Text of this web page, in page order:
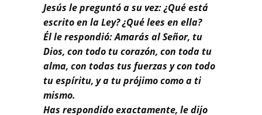
Jesús le preguntó a su vez: ¿Qué está
escrito en la Ley? ¿Qué lees en ella?
Él le respondió: Amarás al Señor, tu
Dios, con todo tu corazón, con toda tu
alma, con todas tus fuerzas y con todo
tu espíritu, y a tu prójimo como a ti
mismo.
Has respondido exactamente, le dijo